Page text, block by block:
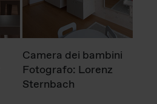
Camera dei bambini
Fotografo: Lorenz
Sternbach